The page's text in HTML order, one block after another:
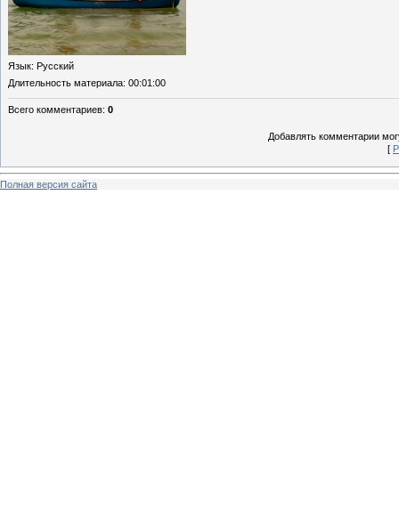
Язык: Русский
Длительность материала: 00:01:00
Всего комментариев: 0
Добавлять комментарии
[
Полная версия сайта